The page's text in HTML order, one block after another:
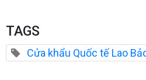
TAGS
Cửa khẩu Quốc tế Lao